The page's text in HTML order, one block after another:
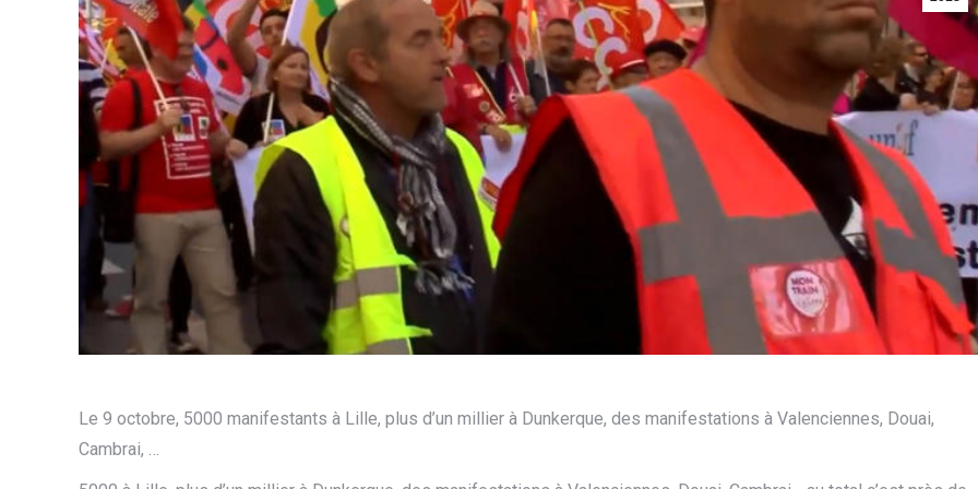
Le 9 octobre, 5000 manifestants à Lille, plus d’un millier à Dunkerque, des manifestations à Valenciennes, Douai,
Cambrai, …